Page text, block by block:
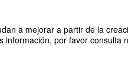
a mejorar a partir de la
por favor consulta
por Instituto Tecnológico